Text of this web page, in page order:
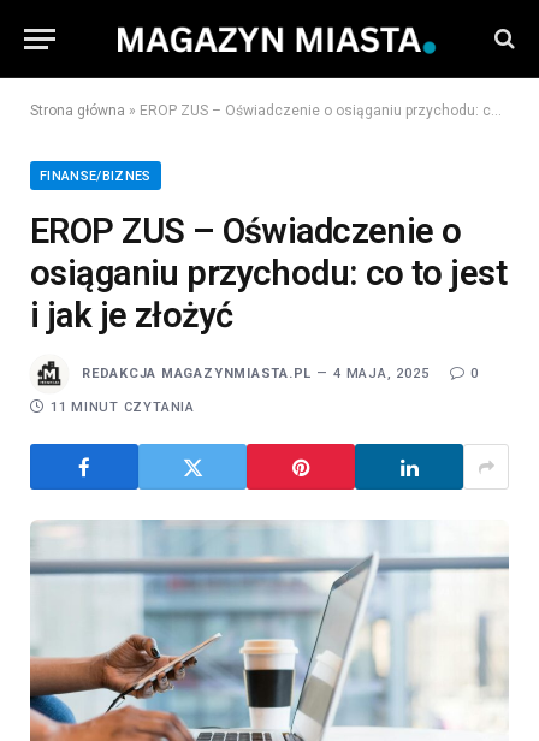
Strona główna » EROP ZUS – Oświadczenie o osiąganiu przychodu: co to jest i jak je złożyć
FINANSE/BIZNES
EROP ZUS – Oświadczenie o
osiąganiu przychodu: co to jest
i jak je złożyć
REDAKCJA MAGAZYNMIASTA.PL 4 MAJA, 2025 0
11 MINUT CZYTANIA